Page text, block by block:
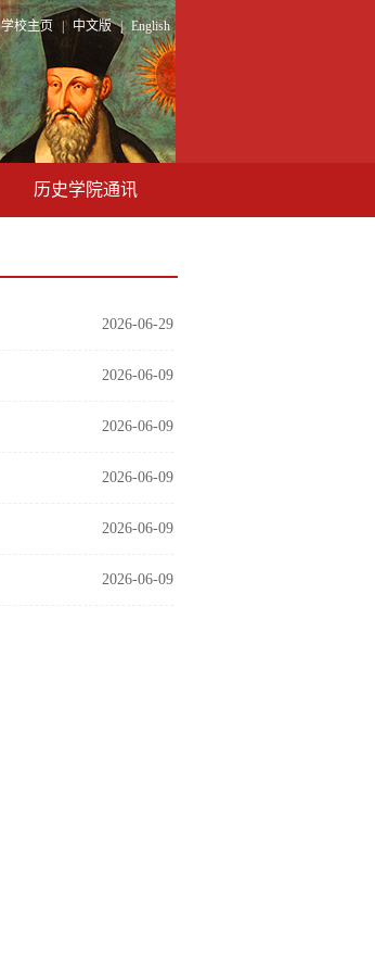
学校主页 | 中文版 | English
历史学院通讯
2026-06-29
2026-06-09
2026-06-09
2026-06-09
2026-06-09
2026-06-09